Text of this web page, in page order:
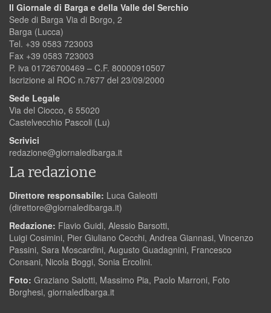
Il Giornale di Barga e della Valle del Serchio
Sede di Barga Via di Borgo, 2
Barga (Lucca)
Tel. +39 0583 723003
Fax +39 0583 723003
P. iva 01726700469 – C.F. 80000910507
Iscrizione al ROC n.7677 del 23/09/2000
Sede Legale
Via del Ciocco, 6 55020
Castelvecchio Pascoli (Lu)
Scrivici
redazione@giornaledibarga.it
La redazione
Direttore responsabile: Luca Galeotti
(direttore@giornaledibarga.it)
Redazione: Flavio Guidi, Alessio Barsotti,
Luigi Cosimini, Pier Giuliano Cecchi, Andrea Giannasi, Vincenzo
Passini, Sara Moscardini, Augusto Guadagnini, Francesco
Consani, Nicola Boggi, Sonia Ercolini.
Foto: Graziano Salotti, Massimo Pia, Paolo Marroni, Foto
Borghesi, giornaledibarga.it